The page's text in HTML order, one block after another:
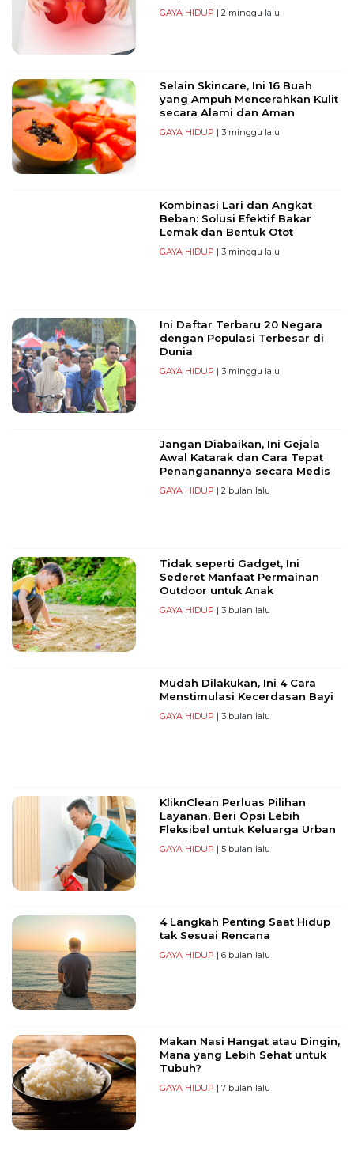
GAYA HIDUP | 2 minggu lalu
Selain Skincare, Ini 16 Buah
yang Ampuh Mencerahkan Kulit
secara Alami dan Aman
GAYA HIDUP | 3 minggu lalu
Kombinasi Lari dan Angkat
Beban: Solusi Efektif Bakar
Lemak dan Bentuk Otot
GAYA HIDUP | 3 minggu lalu
Ini Daftar Terbaru 20 Negara
dengan Populasi Terbesar di
Dunia
GAYA HIDUP | 3 minggu lalu
Jangan Diabaikan, Ini Gejala
Awal Katarak dan Cara Tepat
Penanganannya secara Medis
GAYA HIDUP | 2 bulan lalu
Tidak seperti Gadget, Ini
Sederet Manfaat Permainan
Outdoor untuk Anak
GAYA HIDUP | 3 bulan lalu
Mudah Dilakukan, Ini 4 Cara
Menstimulasi Kecerdasan Bayi
GAYA HIDUP | 3 bulan lalu
KliknClean Perluas Pilihan
Layanan, Beri Opsi Lebih
Fleksibel untuk Keluarga Urban
GAYA HIDUP | 5 bulan lalu
4 Langkah Penting Saat Hidup
tak Sesuai Rencana
GAYA HIDUP | 6 bulan lalu
Makan Nasi Hangat atau Dingin,
Mana yang Lebih Sehat untuk
Tubuh?
GAYA HIDUP | 7 bulan lalu